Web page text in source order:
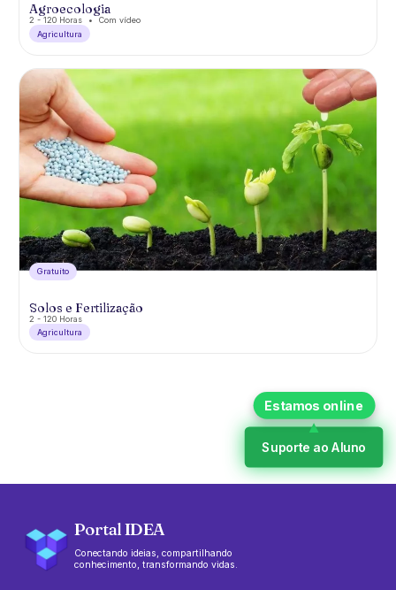
Agroecologia
2 - 120 Horas
Com vídeo
Agricultura
Gratuíto
Solos e Fertilização
2 - 120 Horas
Agricultura
Suporte ao Aluno
Portal IDEA
Conectando ideias, compartilhando
conhecimento, transformando vidas.